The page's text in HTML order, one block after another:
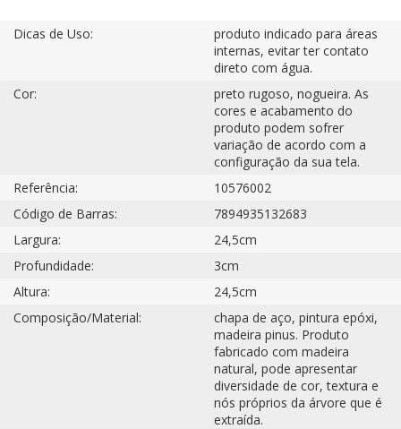
Dicas de Uso:
produto indicado para áreas
internas, evitar ter contato
direto com água.
Cor:
preto rugoso, nogueira. As
cores e acabamento do
produto podem sofrer
variação de acordo com a
configuração da sua tela.
Referência:
10576002
Código de Barras:
7894935132683
Largura:
24,5cm
Profundidade:
3cm
Altura:
24,5cm
Composição/Material:
chapa de aço, pintura epóxi,
madeira pinus. Produto
fabricado com madeira
natural, pode apresentar
diversidade de cor, textura e
nós próprios da árvore que é
extraída.